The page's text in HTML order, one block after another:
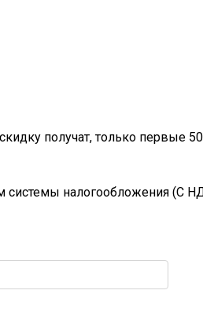
получат, только первые
системы налогообложения (С